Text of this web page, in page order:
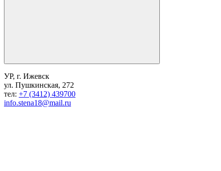
УР, г. Ижевск
ул. Пушкинская, 272
тел: +7 (3412) 439700
info.stena18@mail.ru